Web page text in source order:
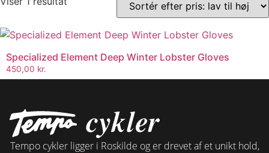
Specialized Element Deep Winter Lobster Gloves
450,00 kr.
Tempo cykler ligger i Roskilde og er drevet af et unikt hold,